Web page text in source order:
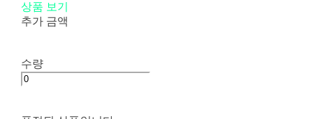
상품 보기
추가 금액
수량